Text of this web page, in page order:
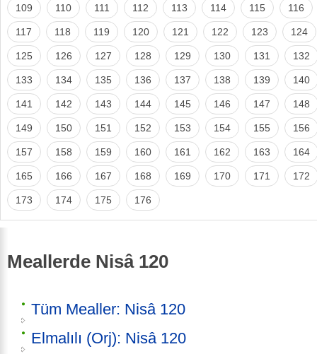
109 110 111 112 113 114 115 116
117 118 119 120 121 122 123 124
125 126 127 128 129 130 131 132
133 134 135 136 137 138 139 140
141 142 143 144 145 146 147 148
149 150 151 152 153 154 155 156
157 158 159 160 161 162 163 164
165 166 167 168 169 170 171 172
173 174 175 176
Meallerde Nisâ 120
Tüm Mealler: Nisâ 120
Elmalılı (Orj): Nisâ 120